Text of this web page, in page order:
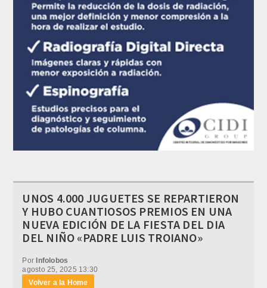
UNOS 4.000 JUGUETES SE REPARTIERON
Y HUBO CUANTIOSOS PREMIOS EN UNA
NUEVA EDICIÓN DE LA FIESTA DEL DIA
DEL NIÑO «PADRE LUIS TROIANO»
PorInfolobos
agosto 25, 2025 13:30
Volver a la Home